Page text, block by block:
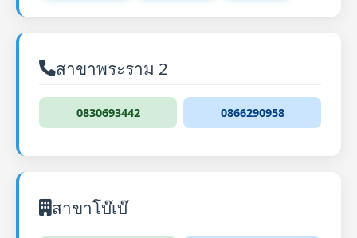
สาขาพระราม 2
0830693442 0866290958
สาขาโบ๊เบ๊